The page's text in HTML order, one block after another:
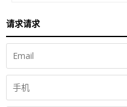
请求请求